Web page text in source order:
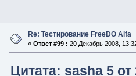
Re: Тестирование FreeDO Alfa
« Ответ #99 : 20 Декабрь 2008,
Цитата: sasha 5